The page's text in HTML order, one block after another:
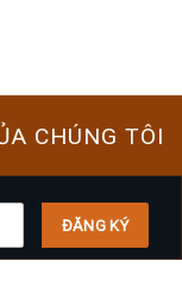
CHÚNG TÔI